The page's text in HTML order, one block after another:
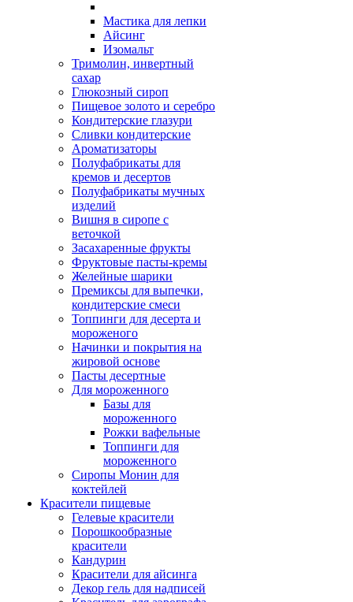
Мастика для лепки
Айсинг
Изомальт
Тримолин, инвертный
сахар
Глюкозный сироп
Пищевое золото и серебро
Кондитерские глазури
Сливки кондитерские
Ароматизаторы
Полуфабрикаты для
кремов и десертов
Полуфабрикаты мучных
изделий
Вишня в сиропе с
веточкой
Засахаренные фрукты
Фруктовые пасты-кремы
Желейные шарики
Премиксы для выпечки,
кондитерские смеси
Топпинги для десерта и
мороженого
Начинки и покрытия на
жировой основе
Пасты десертные
Для мороженного
Базы для
мороженного
Рожки вафельные
Топпинги для
мороженного
Сиропы Монин для
коктейлей
Красители пищевые
Гелевые красители
Порошкообразные
красители
Кандурин
Красители для айсинга
Декор гель для надписей